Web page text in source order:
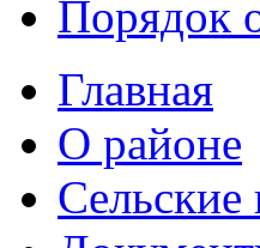
Порядок
Главная
О районе
Сельские